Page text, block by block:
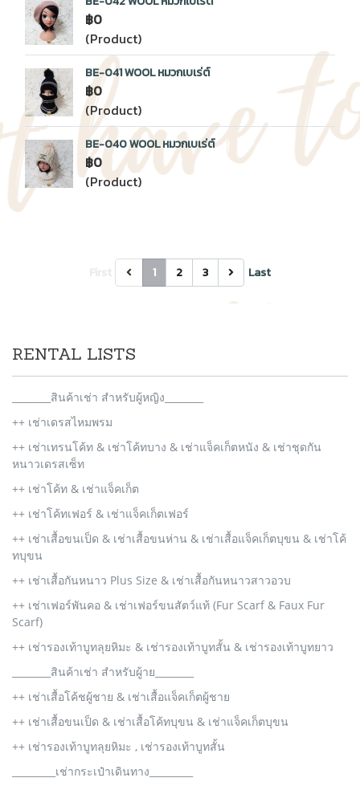
฿0
(Product)
BE-041 WOOL หมวกเบเร่ต์
฿0
(Product)
BE-040 WOOL หมวกเบเร่ต์
฿0
(Product)
1 2 3 Last
RENTAL LISTS
________สินค้าเช่า สำหรับผู้หญิง________
++ เช่าเดรสไหมพรม
++ เช่าเทรนโค้ท & เช่าโค้ทบาง & เช่าแจ็คเก็ตหนัง & เช่าชุดกัน
หนาวเดรสเซ็ท
++ เช่าโค้ท & เช่าแจ็คเก็ต
++ เช่าโค้ทเฟอร์ & เช่าแจ็คเก็ตเฟอร์
++ เช่าเสื้อขนเป็ด & เช่าเสื้อขนห่าน & เช่าเสื้อแจ็คเก็ตบุขน & เช่าโค้
ทบุขน
++ เช่าเสื้อกันหนาว Plus Size & เช่าเสื้อกันหนาวสาวอวบ
++ เช่าเฟอร์พันคอ & เช่าเฟอร์ขนสัตว์แท้ (Fur Scarf & Faux Fur
Scarf)
++ เช่ารองเท้าบูทลุยหิมะ & เช่ารองเท้าบูทสั้น & เช่ารองเท้าบูทยาว
________สินค้าเช่า สำหรับผู้าย________
++ เช่าเสื้อโค้ชผู้ชาย & เช่าเสื้อแจ็คเก็ตผู้ชาย
++ เช่าเสื้อขนเป็ด & เช่าเสื้อโค้ทบุขน & เช่าแจ็คเก็ตบุขน
++ เช่ารองเท้าบูทลุยหิมะ , เช่ารองเท้าบูทสั้น
_________เช่ากระเป๋าเดินทาง_________